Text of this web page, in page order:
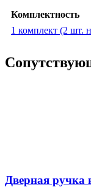
Комплектность
1 комплект (2 шт.
Дверная ручка